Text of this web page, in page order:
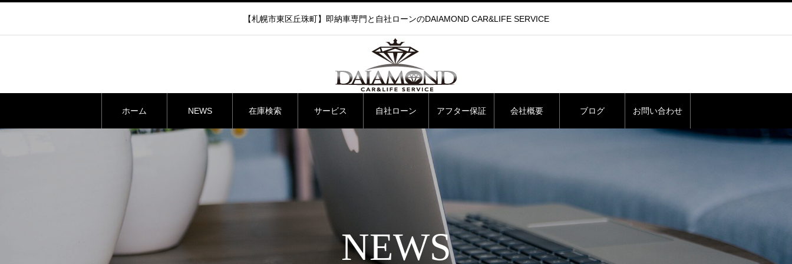
【札幌市東区丘珠町】即納車専門と自社ローンのDAIAMOND CAR&LIFE SERVICE
ホーム NEWS 在庫検索 サービス 自社ローン アフター保証 会社概要 ブログ お問い合わせ
NEWS